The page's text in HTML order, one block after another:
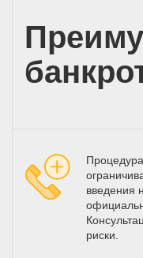
введения
риски.